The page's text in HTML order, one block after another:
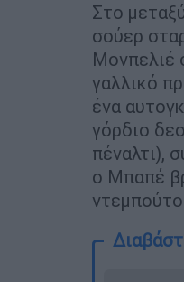
Στο
σούερ
Μονπελιέ
γαλλικό
ένα
γόρδιο
πέναλτι),
ο Μπαπέ